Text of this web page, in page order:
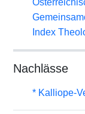
Index
Nachlässe
* Kalliope-